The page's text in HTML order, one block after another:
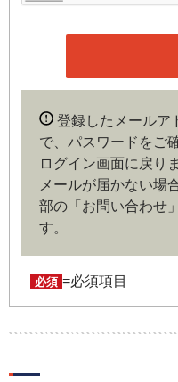
本サイトの会員は、機関
企業や官公庁、研究機
いずれかに該当してい
を行うには、当社が入
の内容がある場合や本
は、当社は会員登録を
す。
第４条（ユーザー名と
ユーザー名およびパス
任において行うものと
パスワードの第三者への
用によって生じた損害
登録したメールア
で、パスワードをご
ログイン画面に戻り
メールが届かない場
部の「お問い合わせ
す。
必須 =必須項目